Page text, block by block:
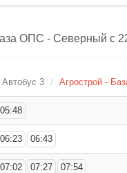
ОПС - Северный с
Автобус 3 Агрострой -
05:48
06:23 06:43
07:02 07:27 07:54